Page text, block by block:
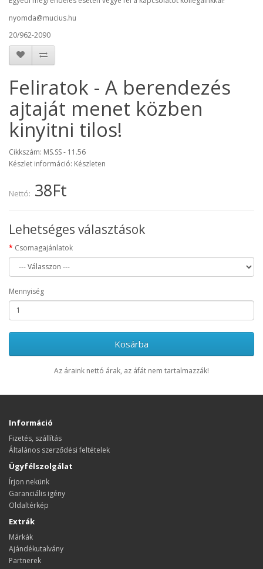
nyomda@mucius.hu
20/962-2090
Feliratok - A berendezés
ajtaját menet közben
kinyitni tilos!
Cikkszám: MS.SS - 11.56
Készlet információ: Készleten
Nettó: 38Ft
Lehetséges választások
Csomagajánlatok
Mennyiség
Kosárba
Az áraink nettó árak, az áfát nem tartalmazzák!
Információ
Fizetés, szállítás
Általános szerződési feltételek
Ügyfélszolgálat
Írjon nekünk
Garanciális igény
Oldaltérkép
Extrák
Márkák
Ajándékutalvány
Partnerek